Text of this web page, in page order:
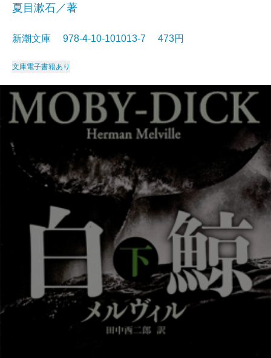
夏目漱石／著
新潮文庫 978-4-10-101013-7 473円
文庫電子書籍あり